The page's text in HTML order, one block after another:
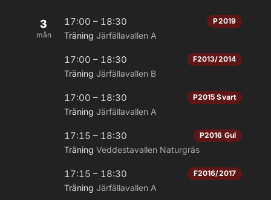
3
mån
17:00 – 18:30 P2019
Träning Järfällavallen A
17:00 – 18:30 F2013/2014
Träning Järfällavallen B
17:00 – 18:30 P2015 Svart
Träning Järfällavallen A
17:15 – 18:30 P2016 Gul
Träning Veddestavallen Naturgräs
17:15 – 18:30 F2016/2017
Träning Järfällavallen A